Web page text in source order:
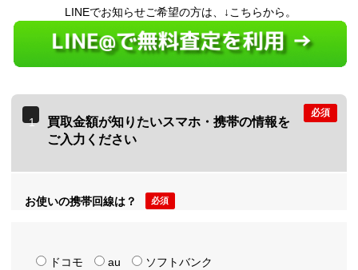
LINEでお知らせご希望の方は、↓こちらから。
1
買取金額が知りたいスマホ・携帯の情報を
ご入力ください
必須
お使いの携帯回線は？ 必須
ドコモ au ソフトバンク